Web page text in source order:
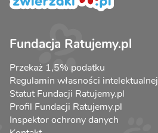
Fundacja Ratujemy.pl
Przekaż 1,5% podatku
Regulamin własności intelektualnej
Statut Fundacji Ratujemy.pl
Profil Fundacji Ratujemy.pl
Inspektor ochrony danych